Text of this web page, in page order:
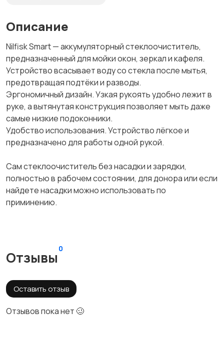
Описание
Nilfisk Smart — аккумуляторный стеклоочиститель,
предназначенный для мойки окон, зеркал и кафеля.
Устройство всасывает воду со стекла после мытья,
предотвращая подтёки и разводы.
Эргономичный дизайн. Узкая рукоять удобно лежит в
руке, а вытянутая конструкция позволяет мыть даже
самые низкие подоконники.
Удобство использования. Устройство лёгкое и
предназначено для работы одной рукой.
Сам стеклоочиститель без насадки и зарядки,
полностью в рабочем состоянии, для донора или если
найдете насадки можно использовать по
приминению.
Отзывы
0
Оставить отзыв
Отзывов пока нет 🥴